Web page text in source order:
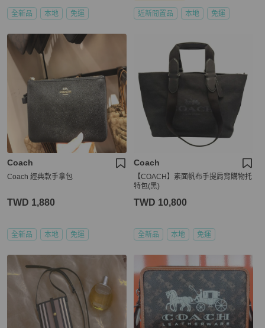
全新品 本地 免運 近新閒置品 本地 免運
Coach
Coach 經典款手拿包
TWD 1,880
全新品 本地 免運
Coach
【COACH】素面帆布手提肩背購物托
特包(黑)
TWD 10,800
全新品 本地 免運